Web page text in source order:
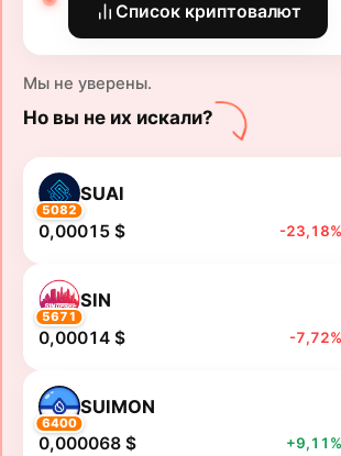
Список криптовалют
Мы не уверены.
Но вы не их искали?
5082
SUAI
0,00015 $ -
5671
SIN
0,00014 $ -7,72%
6400
SUIMON
0,000068 $ +9,11%